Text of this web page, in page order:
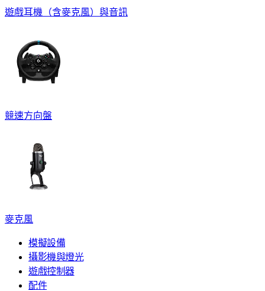
遊戲耳機（含麥克風）與音訊
競速方向盤
麥克風
模擬設備
攝影機與燈光
遊戲控制器
配件